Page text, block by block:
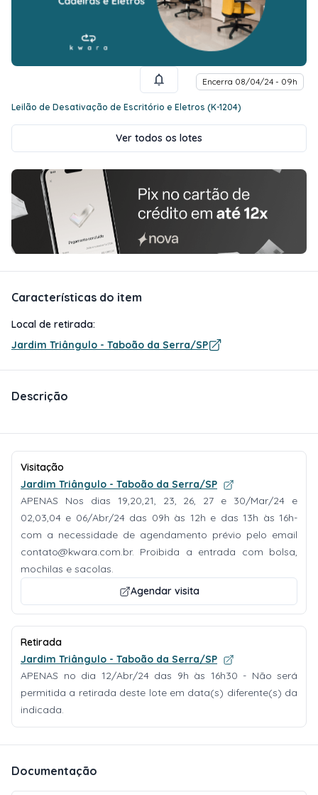
Encerra 08/04/24 - 09h
Leilão de Desativação de Escritório e Eletros (K-1204)
Ver todos os lotes
Características do item
Local de retirada:
Jardim Triângulo - Taboão da Serra/SP
Descrição
Visitação
Jardim Triângulo - Taboão da Serra/SP
APENAS Nos dias 19,20,21, 23, 26, 27 e 30/Mar/24 e
02,03,04 e 06/Abr/24 das 09h às 12h e das 13h às 16h-
com a necessidade de agendamento prévio pelo email
contato@kwara.com.br. Proibida a entrada com bolsa,
mochilas e sacolas.
Agendar visita
Retirada
Jardim Triângulo - Taboão da Serra/SP
APENAS no dia 12/Abr/24 das 9h às 16h30 - Não será
permitida a retirada deste lote em data(s) diferente(s) da
indicada.
Documentação